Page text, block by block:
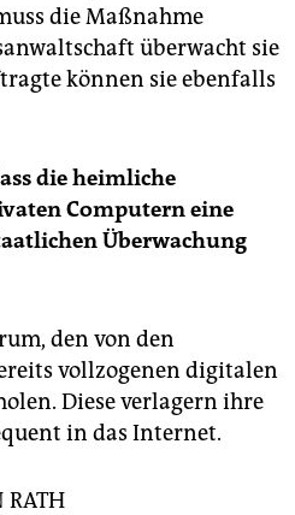
die Maßnahme
überwacht sie
können sie ebenfalls
die heimliche
Computern eine
Überwachung
den von den
vollzogenen digitalen
Diese verlagern ihre
in das Internet.
RATH